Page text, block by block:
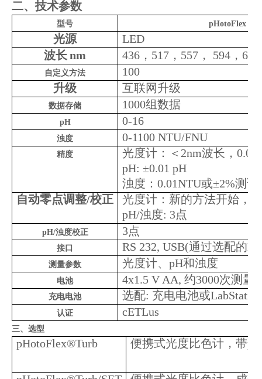
二、 技术参数
型号 pHotoFlex
光源
LED
波长 nm 436，517，557， 594，
自定义方法
100
升级
互联网升级
数据存储 1000组数据
pH 0-16
浊度 0-1100 NTU/FNU
精度
光度计：＜2nm波长，
pH: ±0.01 pH
浊度：0.01NTU或±2%测试
自动零点调整/校正
光度计：新的方法开始，
pH/浊度: 3点
pH/浊度校正 3点
接口 RS 232, USB(通过选配的
测量参数 光度计、pH和浊度
电池 4x1.5 V AA, 约3000次测量
充电电池 选配: 充电电池或
认证 cETLus
三、选型
pHotoFlex®Turb 便携式光度比色计，带